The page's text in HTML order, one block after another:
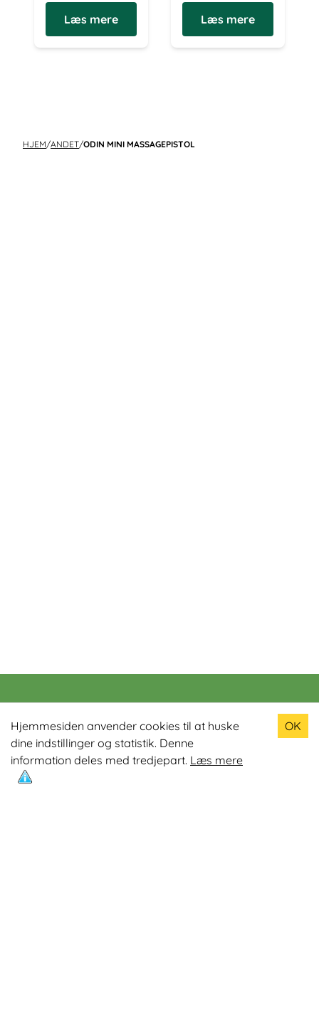
Hjemmesiden anvender cookies til at huske
dine indstillinger og statistik. Denne
information deles med tredjepart. Læs mere
OK
Læs mere Læs mere
HJEM/ANDET/ODIN MINI MASSAGEPISTOL
Populære produkter
Odin R900 Romaskine
Odin S900 Spinningcykel